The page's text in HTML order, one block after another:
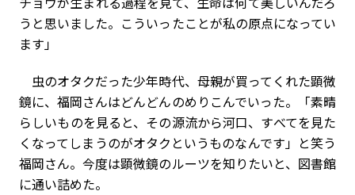
うと思いました。こういったことが私の原点になってい
ます」
虫のオタクだった少年時代、母親が買ってくれた顕微
鏡に、福岡さんはどんどんのめりこんでいった。「素晴
らしいものを見ると、その源流から河口、すべてを見た
くなってしまうのがオタクというものなんです」と笑う
福岡さん。今度は顕微鏡のルーツを知りたいと、図書館
に通い詰めた。